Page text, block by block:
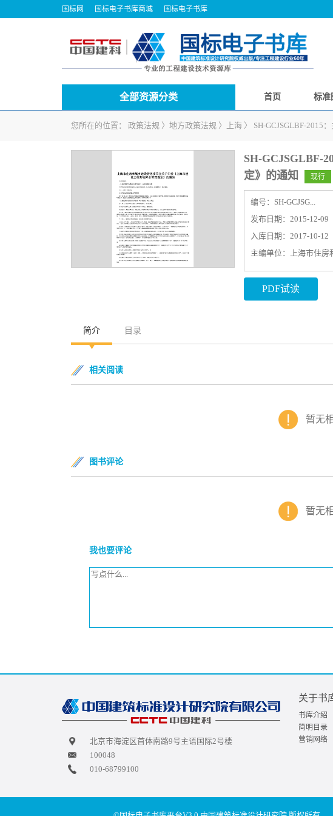
国标网 国标电子书库商城 国标电子书库
全部资源分类 首页 标准
您所在的位置： 政策法规 〉 地方政策法规 〉 上海 〉 SH-GCJSGLBF-2015
SH-GCJSGLBF-
定》的通知
现行
编号： SH-GCJSG...
发布日期：2015-12-09
入库日期：2017-10-12
主编单位：上海市住房
PDF试读
简介 目录
相关阅读
暂无
图书评论
暂无
我也要评论
北京市海淀区首体南路9号主语国际2号楼
100048
010-68799100
关于书
书库介绍
简明目录
营销网络